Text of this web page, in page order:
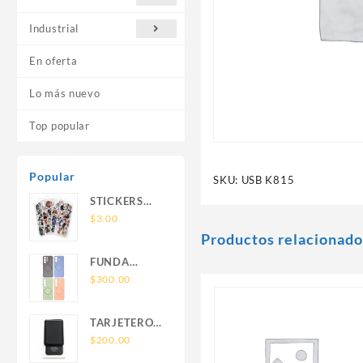
Industrial
En oferta
Lo más nuevo
Top popular
Popular
STICKERS
UNIVERSALES
$3.00
FUNDA
NOVA SAM
SIN SOPORTE
MAGNETICO
$300.00
TARJETERO
SIN SOPORTE
$200.00
SKU: USB K815
Productos